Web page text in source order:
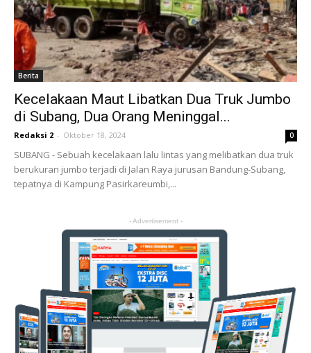
Berita
Kecelakaan Maut Libatkan Dua Truk Jumbo
di Subang, Dua Orang Meninggal...
Redaksi 2 - Oktober 18, 2024 0
SUBANG - Sebuah kecelakaan lalu lintas yang melibatkan dua truk
berukuran jumbo terjadi di Jalan Raya jurusan Bandung-Subang,
tepatnya di Kampung Pasirkareumbi,...
- Advertisement -